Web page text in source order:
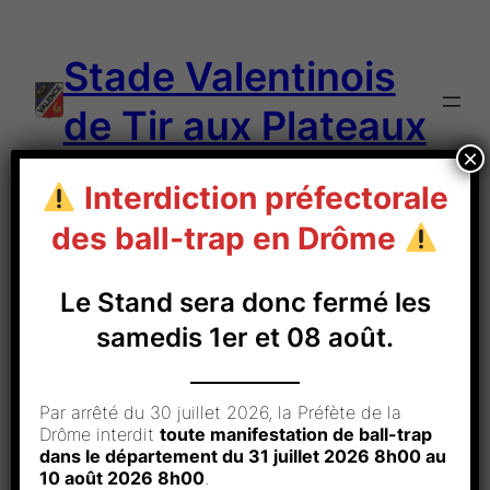
contenuStade Valentinois
de Tir aux Plateaux
Résultats 2019 –
Concours du club
31/08/2019 Résultats 2019
Interdiction préfectorale
des ball-trap en Drôme
Le Stand sera donc fermé les
samedis 1er et 08 août.
Par arrêté du 30 juillet 2026, la Préfète de la
Drôme interdittoute manifestation de ball-trap
dans le département du 31 juillet 2026 8h00 au
10 août 2026 8h00.
×